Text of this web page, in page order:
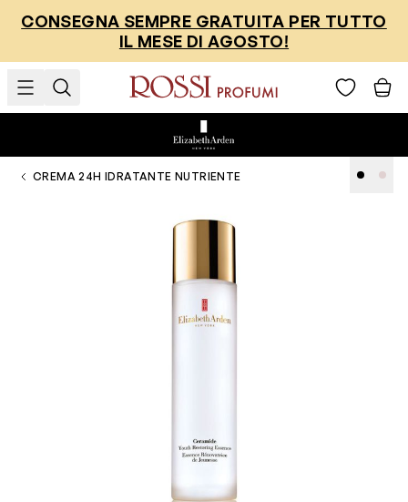
CONSEGNA SEMPRE GRATUITA PER TUTTO
IL MESE DI AGOSTO!
CREMA 24H IDRATANTE NUTRIENTE